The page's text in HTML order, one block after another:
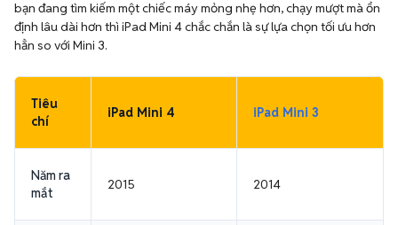
bạn đang tìm kiếm một chiếc máy mỏng nhẹ hơn, chạy mượt mà ổn
định lâu dài hơn thì iPad Mini 4 chắc chắn là sự lựa chọn tối ưu hơn
hẳn so với Mini 3.
Tiêu
chí
iPad Mini 4 iPad Mini 3
Năm ra
mắt
2015 2014